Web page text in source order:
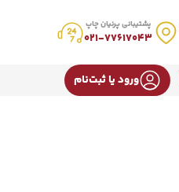
پشتیبانی پرنیان چاپ
021-77617043
ورود یا ثبت‌نام